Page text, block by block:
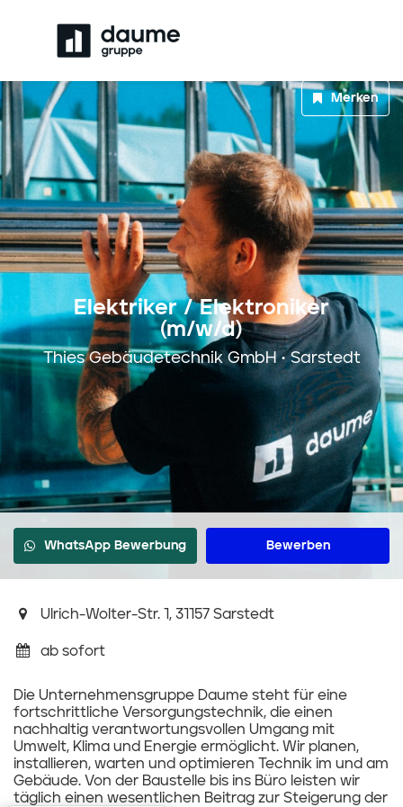
Elektriker / Elektroniker
(m/w/d)
Thies Gebäudetechnik GmbH • Sarstedt
Merken
WhatsApp Bewerbung Bewerben
Ulrich-Wolter-Str. 1, 31157 Sarstedt
ab sofort
Die Unternehmensgruppe Daume steht für eine
fortschrittliche Versorgungstechnik, die einen
nachhaltig verantwortungsvollen Umgang mit
Umwelt, Klima und Energie ermöglicht. Wir planen,
installieren, warten und optimieren Technik im und am
Gebäude. Von der Baustelle bis ins Büro leisten wir
täglich einen wesentlichen Beitrag zur Steigerung der